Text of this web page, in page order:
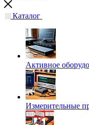
Каталог
Активное
Измерительные